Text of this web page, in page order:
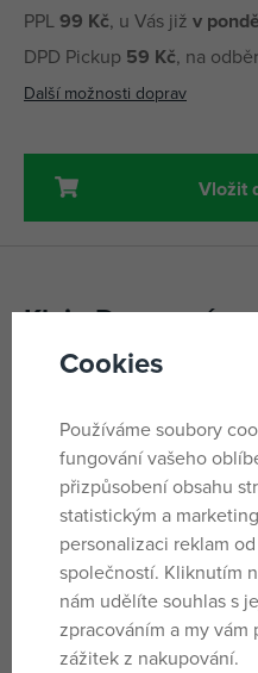
PPL99 Kč, u Vás již v
DPD Pickup 59 Kč, na
Další možnosti doprav
Vložit
Klein Dopravní
Semafor 72 cm vysoký,
Parametry
Pohlaví
Baterie
Baterie součást balení
Cookies
Používáme soubory
fungování vašeho
přizpůsobení obsahu
statistickým a
personalizaci reklam od
společností. Kliknutím
nám udělíte souhlas s
zpracováním a my
zážitek z nakupování.